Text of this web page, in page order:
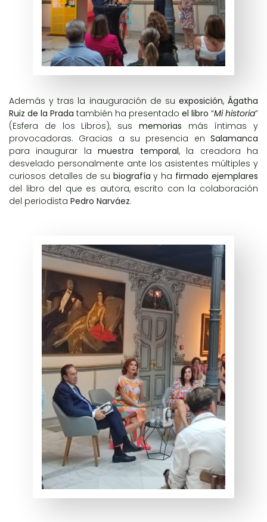
Además y tras la inauguración de su exposición, Ágatha
Ruiz de la Prada también ha presentado el libro “Mi historia”
(Esfera de los Libros), sus memorias más íntimas y
provocadoras. Gracias a su presencia en Salamanca
para inaugurar lamuestra temporal, la creadora ha
desvelado personalmente ante los asistentes múltiples y
curiosos detalles de su biografía y ha firmado ejemplares
del libro del que es autora, escrito con la colaboración
del periodista Pedro Narváez.